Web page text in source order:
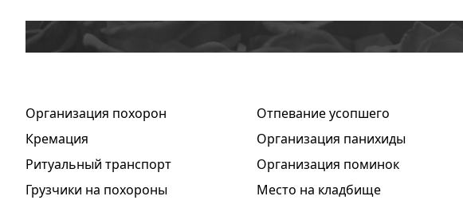
Организация похорон
Кремация
Ритуальный транспорт
Грузчики на похороны
Отпевание усопшего
Организация панихиды
Организация поминок
Место на кладбище